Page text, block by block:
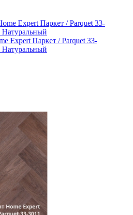
Expert Паркет / Parquet 33-
Натуральный